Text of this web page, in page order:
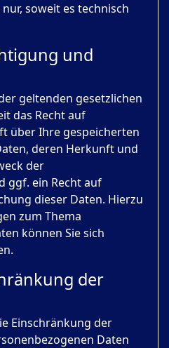
soweit es technisch
und
geltenden gesetzlichen
das Recht auf
über Ihre gespeicherten
deren Herkunft und
der
ggf. ein Recht auf
dieser Daten. Hierzu
zum Thema
können Sie sich
der
Einschränkung der
Daten